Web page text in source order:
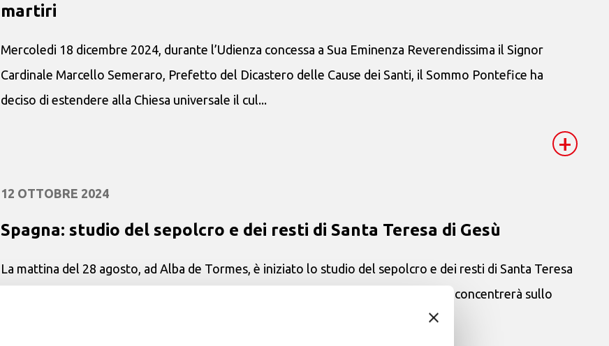
martiri
Mercoledi 18 dicembre 2024, durante l’Udienza concessa a Sua Eminenza Reverendissima il Signor
Cardinale Marcello Semeraro, Prefetto del Dicastero delle Cause dei Santi, il Sommo Pontefice ha
deciso di estendere alla Chiesa universale il cul...
+
12 OTTOBRE 2024
Spagna: studio del sepolcro e dei resti di Santa Teresa di Gesù
La mattina del 28 agosto, ad Alba de Tormes, è iniziato lo studio del sepolcro e dei resti di Santa Teresa
di Gesù da parte di specialisti italiani del Dicastero delle Cause dei Santi. L’analisi si concentrerà sullo